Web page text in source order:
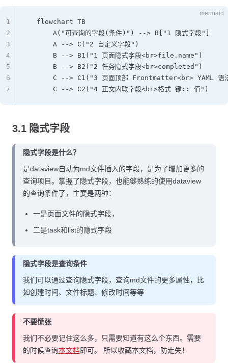
mermaid
  flowchart TB
      A("可查询的字段(条件)") --> B["1 隐式字段"]
      A --> C("2 自定义字段")
      B --> B1("1 页面隐式字段<br>file.name")
      B --> B2("2 任务隐式字段<br>completed")
C --> C1("3 页面顶部 Frontmatter<br> YAML 语
      C --> C2("4 正文内联字段<br>格式 键:: 值")
1
2
3
4
5
6
7
3.1 隐式字段
隐式字段是什么？
是dataview自动为md文件插入的字段，是为了增加更多的
查询项目。掌握了隐式字段，也能够熟练的使用dataview
的查询条件了，主要是两种：
一是页面文件的隐式字段，
二是task和list的隐式字段
隐式字段是查询条件
我们可以通过查询隐式字段，查询md文件的更多属性，比
如创建时间、文件标题、修改时间等等
不要慌张
我们不必要记住这么多，只需要知道有这么个东西。需要
的时候查询本文档即可。 所以收藏本文档，防走失！